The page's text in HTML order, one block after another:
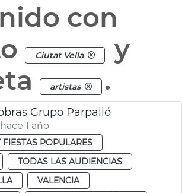
con
Ciutat Vella
y
artistas .
Grupo Parpalló
1 año
FIESTAS POPULARES
TODAS LAS AUDIENCIAS
VALENCIA